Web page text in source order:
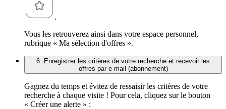
.
Vous les retrouverez ainsi dans votre espace personnel,
rubrique « Ma sélection d'offres ».
6. Enregistrer les critères de votre recherche et recevoir les
offres par e-mail (abonnement)
Gagnez du temps et évitez de ressaisir les critères de votre
recherche à chaque visite ! Pour cela, cliquez sur le bouton
« Créer une alerte » :